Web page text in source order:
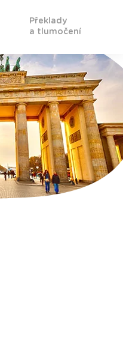
Překlady
a tlumočení